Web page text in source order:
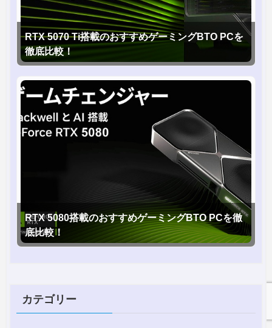
RTX 5070 Ti搭載のおすすめゲーミングBTO PCを
徹底比較！
RTX 5080搭載のおすすめゲーミングBTO PCを徹
底比較！
カテゴリー